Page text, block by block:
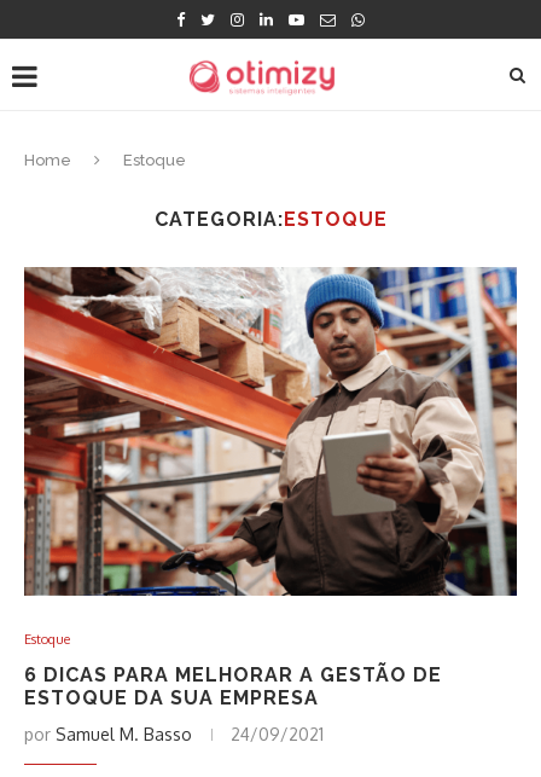
Home Estoque
CATEGORIA:ESTOQUE
Estoque
6 DICAS PARA MELHORAR A GESTÃO DE
ESTOQUE DA SUA EMPRESA
por Samuel M. Basso 24/09/2021